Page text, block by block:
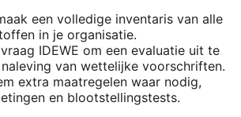
een volledige inventaris van alle
in je organisatie.
IDEWE om een evaluatie uit te
van wettelijke voorschriften.
extra maatregelen waar nodig,
en blootstellingstests.